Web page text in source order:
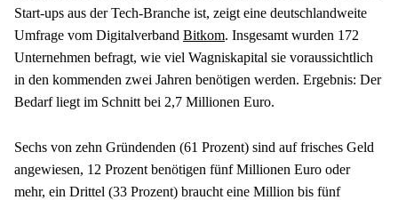
Start-ups aus der Tech-Branche ist, zeigt eine deutschlandweite
Umfrage vom Digitalverband Bitkom. Insgesamt wurden 172
Unternehmen befragt, wie viel Wagniskapital sie voraussichtlich
in den kommenden zwei Jahren benötigen werden. Ergebnis: Der
Bedarf liegt im Schnitt bei 2,7 Millionen Euro.
Sechs von zehn Gründenden (61 Prozent) sind auf frisches Geld
angewiesen, 12 Prozent benötigen fünf Millionen Euro oder
mehr, ein Drittel (33 Prozent) braucht eine Million bis fünf